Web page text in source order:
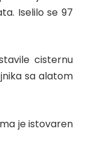
Iselilo se 97
cisternu
sa alatom
je istovaren